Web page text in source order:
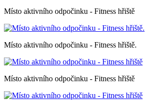
Místo aktivního odpočinku - Fitness hřiště
Místo aktivního odpočinku - Fitness hřiště.
Místo aktivního odpočinku - Fitness hřiště